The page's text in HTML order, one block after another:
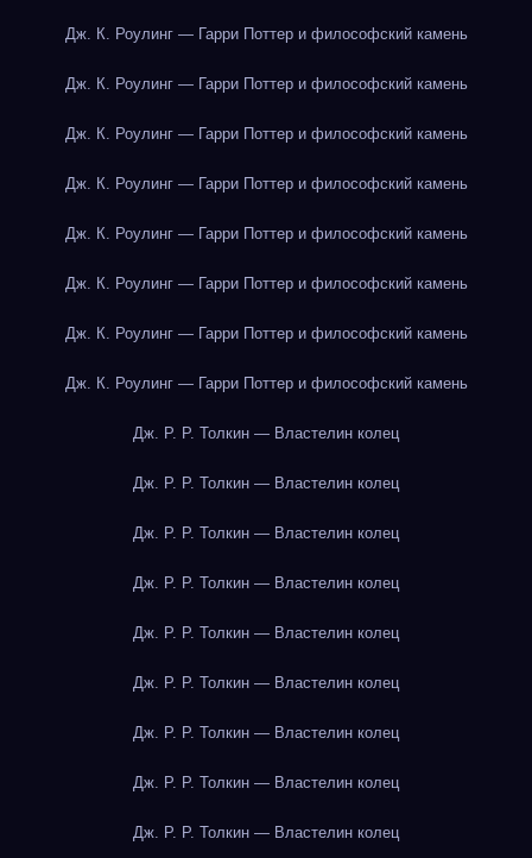
Дж. К. Роулинг — Гарри Поттер и философский камень
Дж. К. Роулинг — Гарри Поттер и философский камень
Дж. К. Роулинг — Гарри Поттер и философский камень
Дж. К. Роулинг — Гарри Поттер и философский камень
Дж. К. Роулинг — Гарри Поттер и философский камень
Дж. К. Роулинг — Гарри Поттер и философский камень
Дж. К. Роулинг — Гарри Поттер и философский камень
Дж. К. Роулинг — Гарри Поттер и философский камень
Дж. Р. Р. Толкин — Властелин колец
Дж. Р. Р. Толкин — Властелин колец
Дж. Р. Р. Толкин — Властелин колец
Дж. Р. Р. Толкин — Властелин колец
Дж. Р. Р. Толкин — Властелин колец
Дж. Р. Р. Толкин — Властелин колец
Дж. Р. Р. Толкин — Властелин колец
Дж. Р. Р. Толкин — Властелин колец
Дж. Р. Р. Толкин — Властелин колец